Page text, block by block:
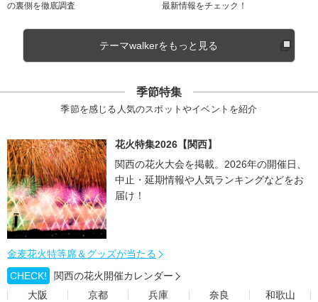
の裏側を徹底調査
最新情報をチェック！
テーマwalkerをもっと見る
季節特集
季節を感じる人気のスポットやイベントを紹介
花火特集2026【関西】
関西の花火大会を掲載。2026年の開催日、
中止・延期情報や人気ランキングなどをお
届け！
金麦花火特等席＆グッズが当たる
CHECK!
関西の花火開催カレンダー
大阪
京都 兵庫 奈良
和歌山